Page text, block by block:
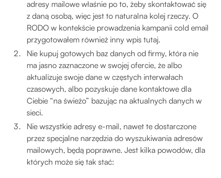
adresy mailowe właśnie po to, żeby skontaktować się
z daną osobą, więc jest to naturalna kolej rzeczy. O
RODO w kontekście prowadzenia kampanii cold email
przygotowałem również inny wpis tutaj.
Nie kupuj gotowych baz danych od firmy, która nie
ma jasno zaznaczone w swojej ofercie, że albo
aktualizuje swoje dane w częstych interwałach
czasowych, albo pozyskuje dane kontaktowe dla
Ciebie “na świeżo” bazując na aktualnych danych w
sieci.
Nie wszystkie adresy e-mail, nawet te dostarczone
przez specjalne narzędzia do wyszukiwania adresów
mailowych, będą poprawne. Jest kilka powodów, dla
których może się tak stać: